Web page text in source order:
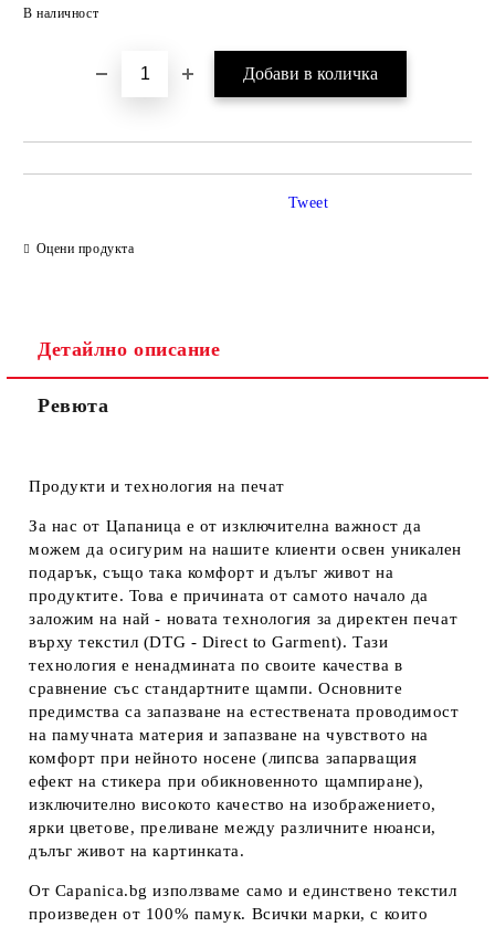
В наличност
Оцени продукта
Tweet
Детайлно описание
Ревюта
Продукти и технология на печат
За нас от Цапаница е от изключителна важност да
можем да осигурим на нашите клиенти освен уникален
подарък, също така комфорт и дълъг живот на
продуктите. Това е причината от самото начало да
заложим на най - новата технология за директен печат
върху текстил (DTG - Direct to Garment). Тази
технология е ненадмината по своите качества в
сравнение със стандартните щампи. Основните
предимства са запазване на естествената проводимост
на памучната материя и запазване на чувството на
комфорт при нейното носене (липсва запарващия
ефект на стикера при обикновенното щампиране),
изключително високото качество на изображението,
ярки цветове, преливане между различните нюанси,
дълъг живот на картинката.
От Capanica.bg използваме само и единствено текстил
произведен от 100% памук. Всички марки, с които